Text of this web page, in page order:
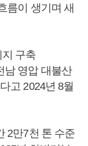
름이 생기며 새
구축
남 영압 대불산
고 2024년 8월
2만7천 톤 수준